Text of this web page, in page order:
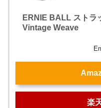
ERNIE BALL スト
Vintage Weave
楽